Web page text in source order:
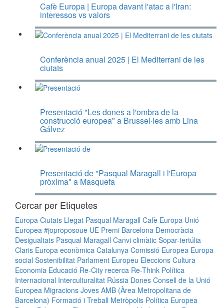
Cafè Europa | Europa davant l'atac a l'Iran:
interessos vs valors
Conferència anual 2025 | El Mediterrani de les
ciutats
Presentació "Les dones a l'ombra de la
construcció europea" a Brussel·les amb Lina
Gálvez
Presentació de "Pasqual Maragall i l'Europa
pròxima" a Masquefa
Cercar per Etiquetes
Europa Ciutats Llegat Pasqual Maragall Cafè Europa Unió
Europea #joproposoue UE Premi Barcelona Democràcia
Desigualtats Pasqual Maragall Canvi climàtic Sopar-tertúlia
Claris Europa econòmica Catalunya Comissió Europea Europa
social Sostenibilitat Parlament Europeu Eleccions Cultura
Economia Educació Re-City recerca Re-Think Política
Internacional Interculturalitat Rússia Dones Consell de la Unió
Europea Migracions Joves AMB (Àrea Metropolitana de
Barcelona) Formació i Treball Metròpolis Política Europea